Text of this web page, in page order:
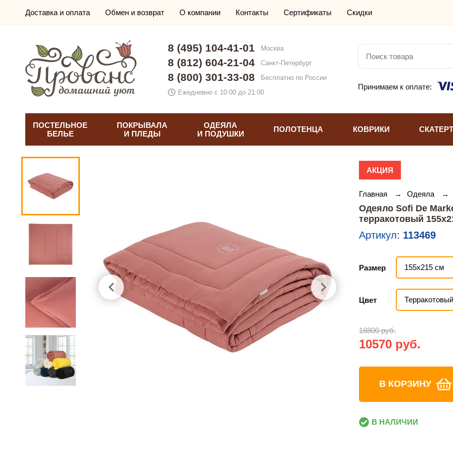
Доставка и оплата Обмен и возврат О компании Контакты Сертификаты Скидки
8 (495) 104-41-01 Москва
8 (812) 604-21-04 Санкт-Петербург
8 (800) 301-33-08
Бесплатно по России
Ежедневно с 10:00 до 21:00
Принимаем к оплате:
ПОСТЕЛЬНОЕ
БЕЛЬЕ
ПОКРЫВАЛА
И ПЛЕДЫ
ОДЕЯЛА
И ПОДУШКИ
ПОЛОТЕНЦА КОВРИКИ
АКЦИЯ
Главная → Одеяла →
Одеяло Sofi De
терракотовый
Артикул: 113469
Размер 155х215 см
Цвет Терракотовый
18800 руб.
10570 руб.
В КОРЗИНУ
В НАЛИЧИИ